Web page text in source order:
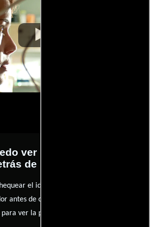
ver la películas El lobo
de la puerta?
el idioma, doblaje o subtítulos que
antes de comprar, alquilar o contratar un
ver la películas.